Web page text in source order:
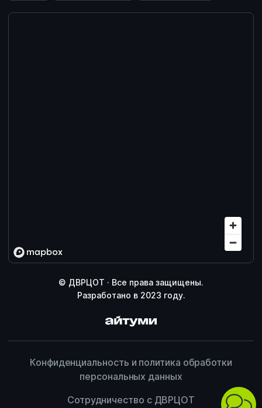
© ДВРЦОТ · Все права защищены.
Разработано в 2023 году.
Конфиденциальность и политика обработки
персональных данных
Сотрудничество с ДВРЦОТ